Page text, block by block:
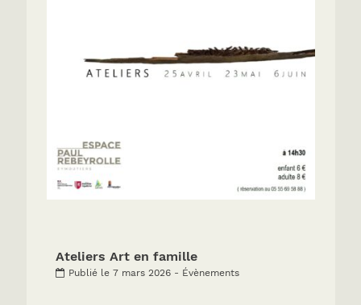
Ateliers Art en famille
Publié le 7 mars 2026 - Évènements